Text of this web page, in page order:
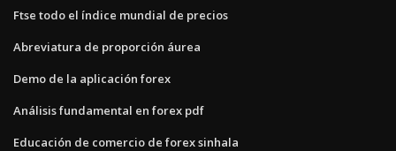
Ftse todo el índice mundial de precios
Abreviatura de proporción áurea
Demo de la aplicación forex
Análisis fundamental en forex pdf
Educación de comercio de forex sinhala